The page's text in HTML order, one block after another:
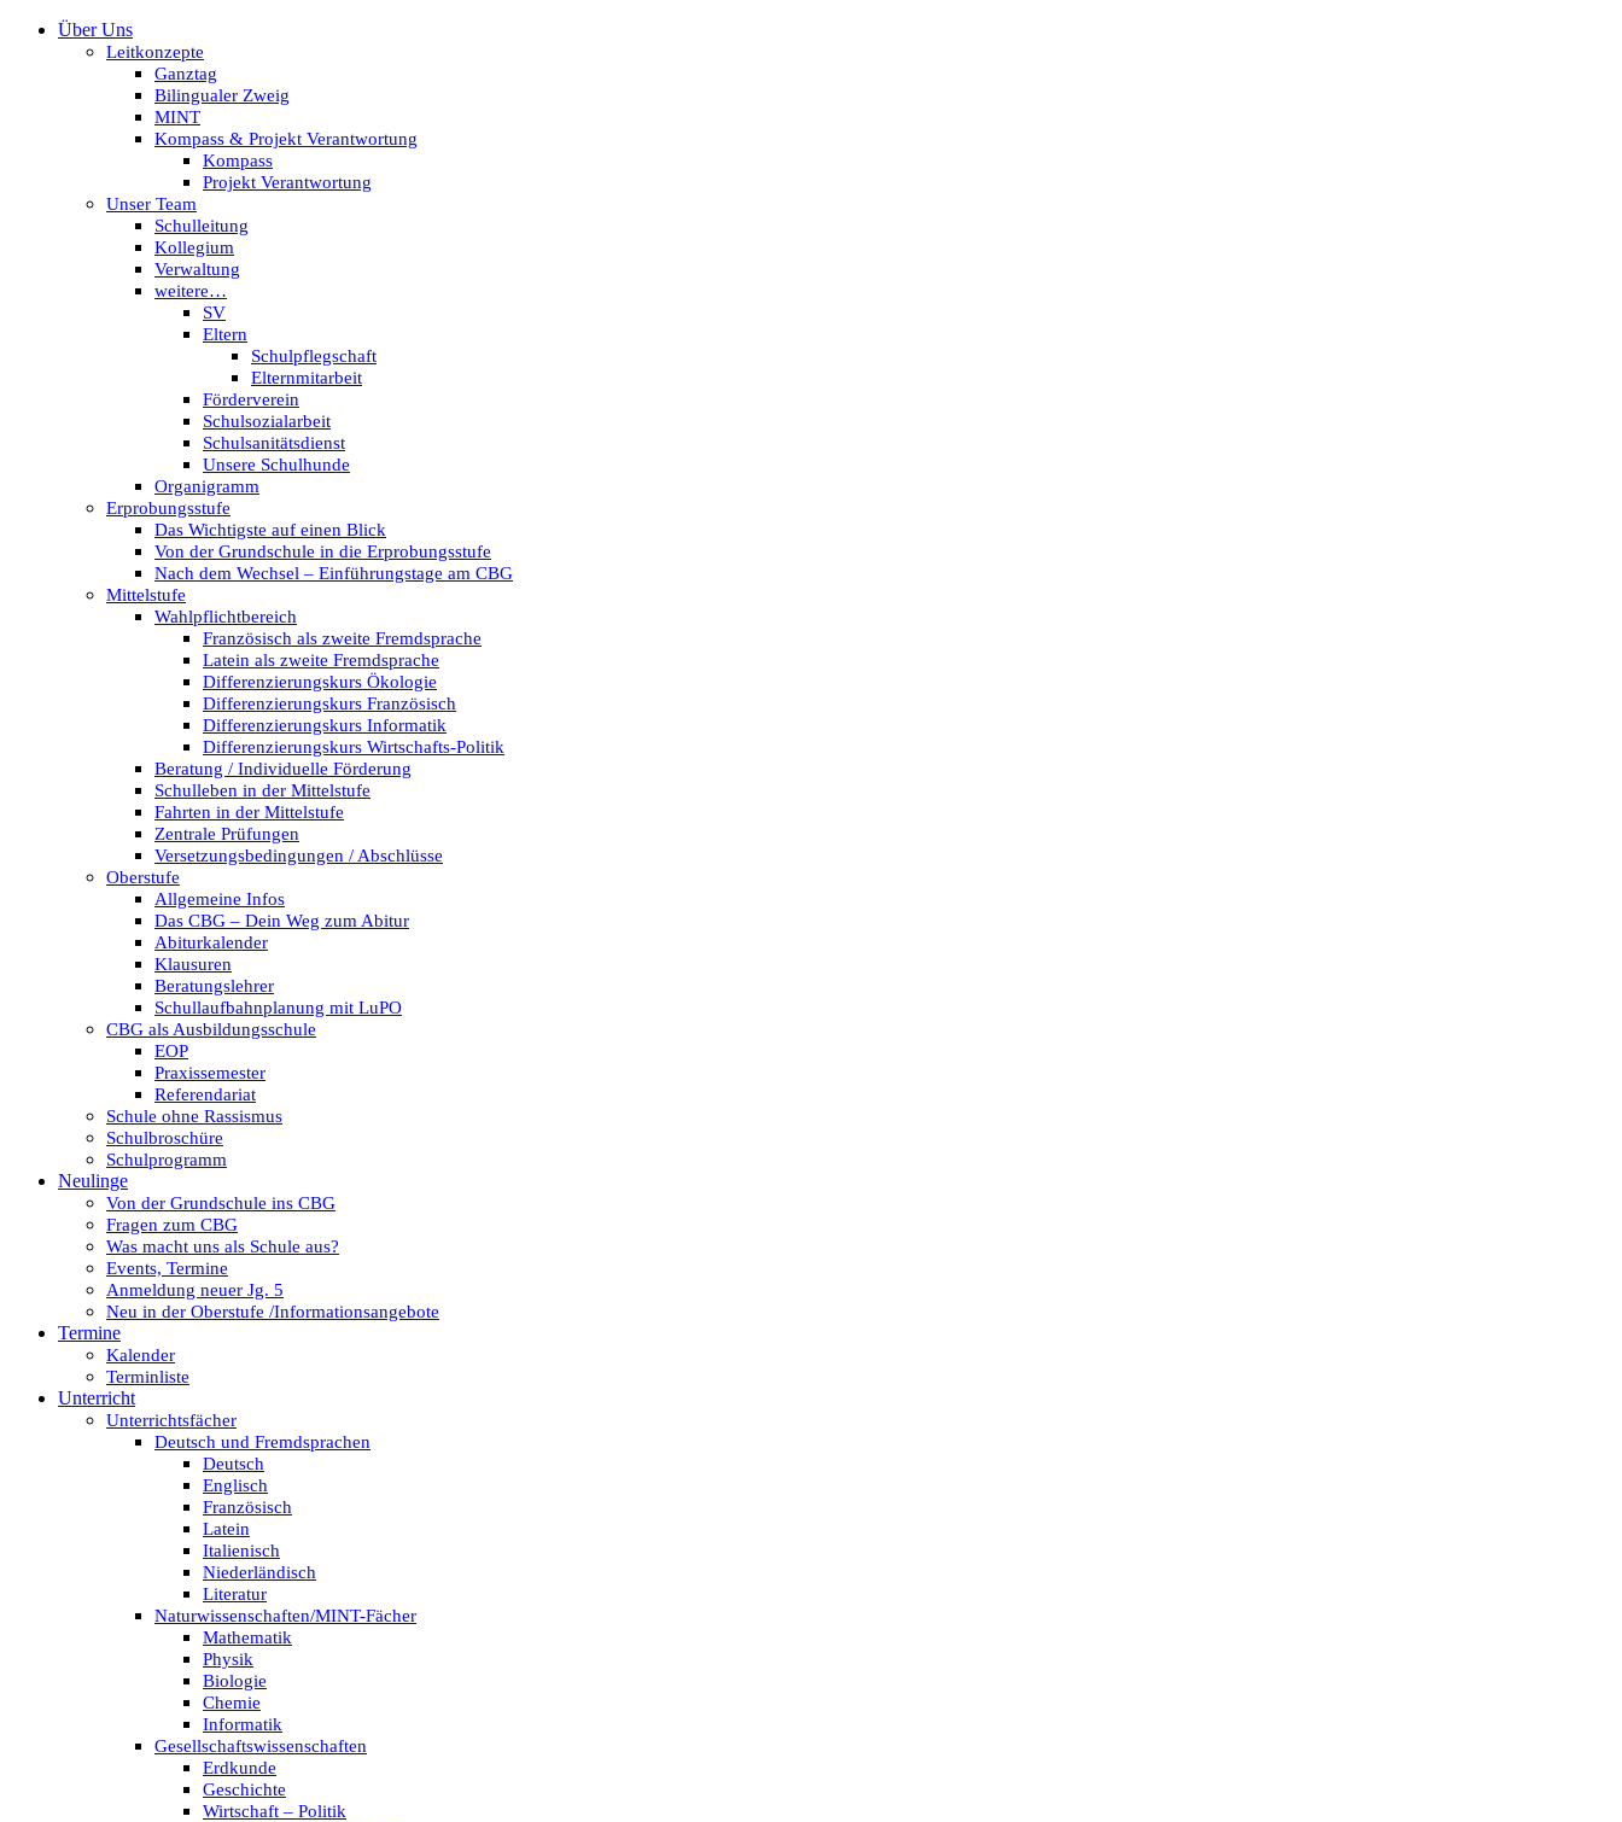
Über Uns
Leitkonzepte
Ganztag
Bilingualer Zweig
MINT
Kompass & Projekt Verantwortung
Kompass
Projekt Verantwortung
Unser Team
Schulleitung
Kollegium
Verwaltung
weitere…
SV
Eltern
Schulpflegschaft
Elternmitarbeit
Förderverein
Schulsozialarbeit
Schulsanitätsdienst
Unsere Schulhunde
Organigramm
Erprobungsstufe
Das Wichtigste auf einen Blick
Von der Grundschule in die Erprobungsstufe
Nach dem Wechsel – Einführungstage am CBG
Mittelstufe
Wahlpflichtbereich
Französisch als zweite Fremdsprache
Latein als zweite Fremdsprache
Differenzierungskurs Ökologie
Differenzierungskurs Französisch
Differenzierungskurs Informatik
Differenzierungskurs Wirtschafts-Politik
Beratung / Individuelle Förderung
Schulleben in der Mittelstufe
Fahrten in der Mittelstufe
Zentrale Prüfungen
Versetzungsbedingungen / Abschlüsse
Oberstufe
Allgemeine Infos
Das CBG – Dein Weg zum Abitur
Abiturkalender
Klausuren
Beratungslehrer
Schullaufbahnplanung mit LuPO
CBG als Ausbildungsschule
EOP
Praxissemester
Referendariat
Schule ohne Rassismus
Schulbroschüre
Schulprogramm
Neulinge
Von der Grundschule ins CBG
Fragen zum CBG
Was macht uns als Schule aus?
Events, Termine
Anmeldung neuer Jg. 5
Neu in der Oberstufe /Informationsangebote
Termine
Kalender
Terminliste
Unterricht
Unterrichtsfächer
Deutsch und Fremdsprachen
Deutsch
Englisch
Französisch
Latein
Italienisch
Niederländisch
Literatur
Naturwissenschaften/MINT-Fächer
Mathematik
Physik
Biologie
Chemie
Informatik
Gesellschaftswissenschaften
Erdkunde
Geschichte
Wirtschaft – Politik